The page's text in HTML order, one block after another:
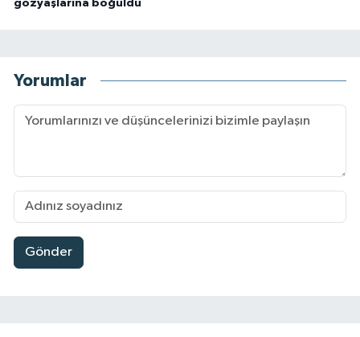
gözyaşlarına boğuldu
Yorumlar
Gönder